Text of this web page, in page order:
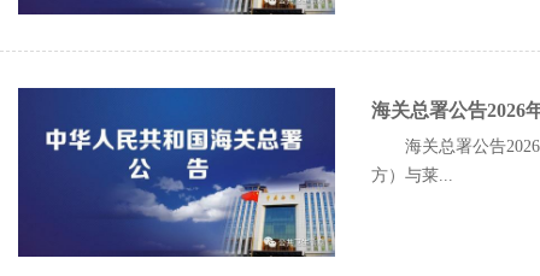
海关总署公告2026
海关总署公告
方）与莱...